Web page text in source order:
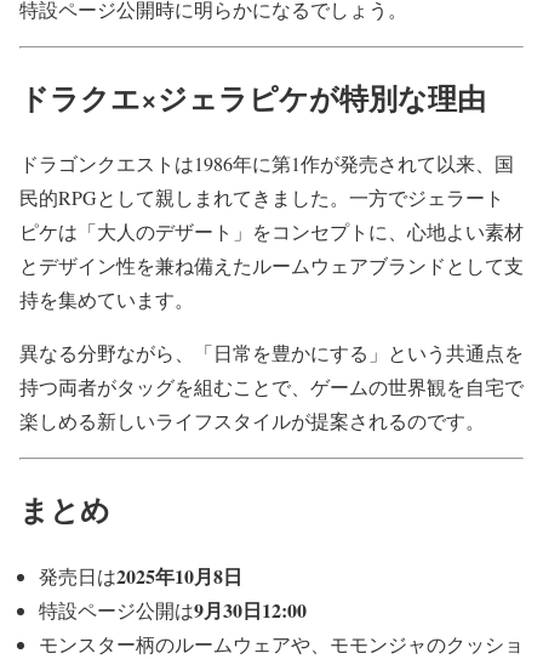
特設ページ公開時に明らかになるでしょう。
ドラクエ×ジェラピケが特別な理由
ドラゴンクエストは1986年に第1作が発売されて以来、国
民的RPGとして親しまれてきました。一方でジェラート
ピケは「大人のデザート」をコンセプトに、心地よい素材
とデザイン性を兼ね備えたルームウェアブランドとして支
持を集めています。
異なる分野ながら、「日常を豊かにする」という共通点を
持つ両者がタッグを組むことで、ゲームの世界観を自宅で
楽しめる新しいライフスタイルが提案されるのです。
まとめ
発売日は2025年10月8日
特設ページ公開は9月30日12:00
モンスター柄のルームウェアや、モモンジャのクッショ